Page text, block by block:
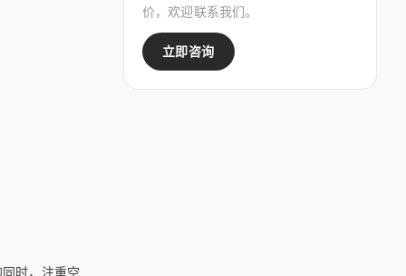
时，注重空
价，欢迎联系我们。
立即咨询